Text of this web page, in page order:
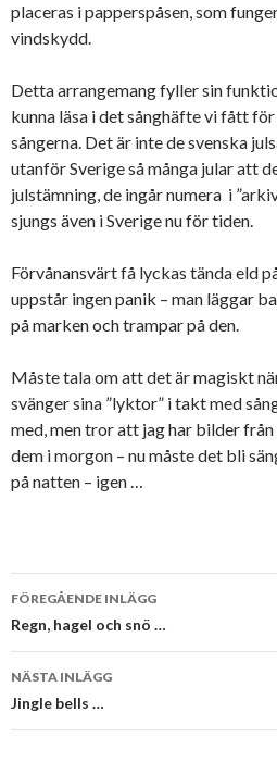
placeras i papperspåsen, som
vindskydd.
Detta arrangemang fyller sin
kunna läsa i det sånghäfte vi fått
sångerna. Det är inte de svenska
utanför Sverige så många jular att
julstämning, de ingår numera i
sjungs även i Sverige nu för tiden.
Förvånansvärt få lyckas tända eld
uppstår ingen panik – man läggar
på marken och trampar på den.
Måste tala om att det är magiskt
svänger sina ”lyktor” i takt med
med, men tror att jag har bilder
dem i morgon – nu måste det bli
på natten – igen …
Inläggsnavigering
FÖREGÅENDE INLÄGG
Regn, hagel och snö …
NÄSTA INLÄGG
Jingle bells …